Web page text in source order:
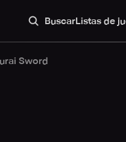
BuscarListas de
Sword